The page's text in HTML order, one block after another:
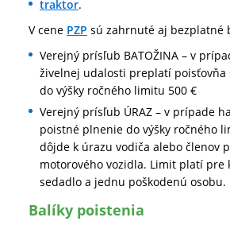
traktor.
V cene PZP sú zahrnuté aj bezplatné
Verejný prísľub BATOŽINA – v
živelnej udalosti preplatí poisťovňa
do výšky ročného limitu 500 €
Verejný prísľub ÚRAZ – v prípade
poistné plnenie do výšky ročného
dôjde k úrazu vodiča alebo členov
motorového vozidla. Limit platí pre
sedadlo a jednu poškodenú osobu.
Balíky poistenia